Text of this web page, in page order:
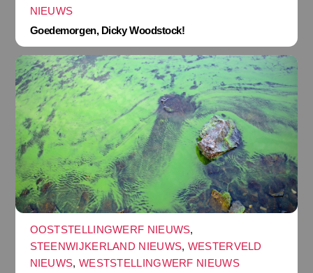
NIEUWS
Goedemorgen, Dicky Woodstock!
OOSTSTELLINGWERF NIEUWS,
STEENWIJKERLAND NIEUWS, WESTERVELD
NIEUWS, WESTSTELLINGWERF NIEUWS